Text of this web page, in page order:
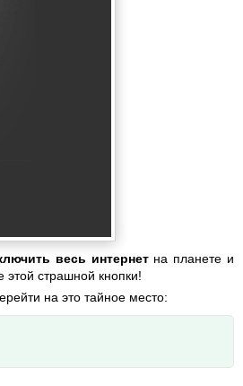
весь интернетна планете и
страшной кнопки!
на это тайное место: